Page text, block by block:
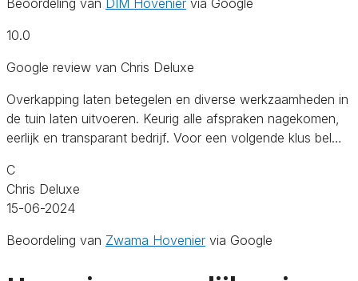
10.0
Google review van Chris Deluxe
Overkapping laten betegelen en diverse werkzaamheden in
de tuin laten uitvoeren. Keurig alle afspraken nagekomen,
eerlijk en transparant bedrijf. Voor een volgende klus bel…
C
Chris Deluxe
15-06-2024
Beoordeling van Zwama Hovenier via Google